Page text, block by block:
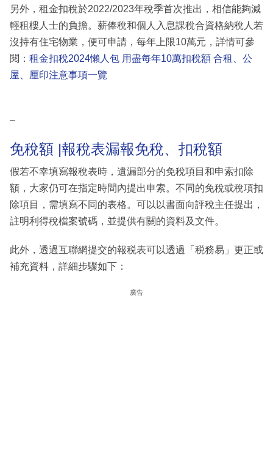
另外，租金扣稅於2022/2023年稅季首次推出，相信能夠減
輕租樓人士的負擔。薪俸稅和個人入息課稅合資格納稅人若
沒持有住宅物業，便可申請，每年上限10萬元，詳情可參
閱： 租金扣稅2024懶人包 用盡每年10萬扣稅額 合租、公
屋、厘印注意事項一覽
–
免稅額 |報稅表漏報免稅、扣稅額
假若不幸填寫報稅表時，遺漏部分的免稅項目和申索扣除
額，大家仍可在指定時間內提出申索。不同的免稅或稅項扣
除項目，需填寫不同的表格。可以以書面向評稅主任提出，
註明利得稅檔案號碼，並提供有關的資料及文件。
此外，透過互聯網提交的報税表可以透過「税務易」更正或
補充資料，詳細步驟如下：
廣告